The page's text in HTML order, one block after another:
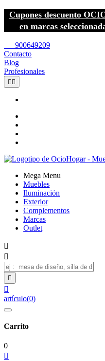
Cupones descuento
en marcas
900649209
Contacto
Blog
Profesionales
 
Mega Menu
Muebles
Iluminación
Exterior
Complementos
Marcas
Outlet




artículo(0)
Carrito
0
